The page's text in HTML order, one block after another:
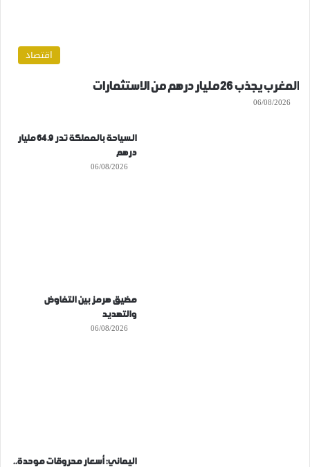
اقتصاد
المغرب يجذب 26 مليار درهم من الاستثمارات
06/08/2026
السياحة بالمملكة تدر 64.9 مليار
درهم
06/08/2026
مضيق هرمز بين التفاوض
والتهديد
06/08/2026
اليماني: أسعار محروقات موحدة..